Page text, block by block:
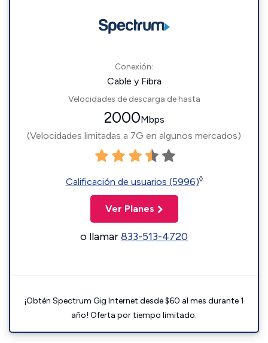
Conexión:
Cable y Fibra
Velocidades de descarga de hasta
2000Mbps
(Velocidades limitadas a 7G en algunos mercados)
Calificación de usuarios (5996)◊
Ver Planes
o llamar833-513-4720
¡Obtén Spectrum Gig Internet desde $60 al mes durante 1
año! Oferta por tiempo limitado.